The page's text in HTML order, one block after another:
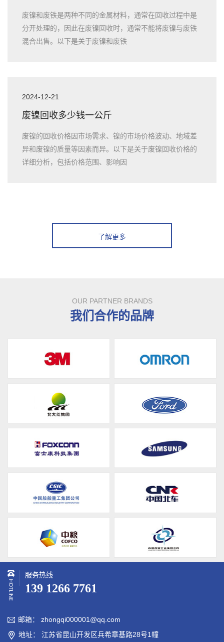
废镍和废铁是两种不同的金属材料，通常在回收过程中是
分开处理的，因此在废镍回收时，通常不能将废镍与废铁
混合出售。以下是关于废镍和废铁
2024-12-21
废镍回收多少钱一公斤
废镍的回收价格因市场需求、镍的市场价格波动、地域差
异和废镍的质量等因素而异。以下是关于废镍回收价格的
详细分析，包括价格范围、影响因
了解更多
OUR PARTNER BRANDS
我们合作的品牌
服务热线
139 1266 7761
 邮箱： zhongqi000001@qq.com
 地址： 江苏省昆山开发区兵希章基路28号1幢